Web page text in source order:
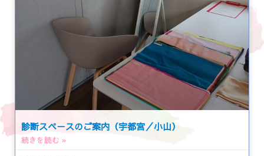
診断スペースのご案内（宇都宮／小山）
続きを読む »